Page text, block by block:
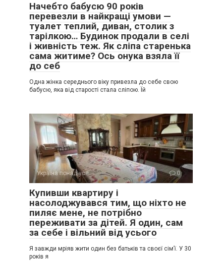
Начебто бабусю 90 років
перевезли в найкращі умови —
туалет теплий, диван, столик з
тарілкою… Будинок продали в селі
і живність теж. Як сліпа старенька
сама житиме? Ось онука взяла її
до себ
Одна жінка середнього віку привезла до себе свою
бабусю, яка від старості стала сліпою. Їй
Україна понад усе 0
Купивши квартиру і
насолоджувався тим, що ніхто не
пиляє мене, не потрібно
переживати за дітей. Я один, сам
за себе і вільний від усього
Я завжди мріяв жити один без батьків та своєї сім’ї. У 30
років я